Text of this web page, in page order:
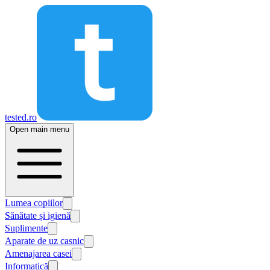
tested.ro
Open main menu
Lumea copiilor
Sănătate și igienă
Suplimente
Aparate de uz casnic
Amenajarea casei
Informatică